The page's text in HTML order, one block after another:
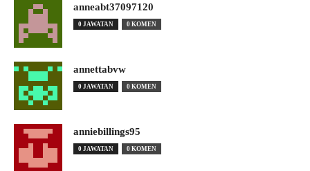
anneabt37097120
0 JAWATAN 0 KOMEN
annettabvw
0 JAWATAN 0 KOMEN
anniebillings95
0 JAWATAN 0 KOMEN